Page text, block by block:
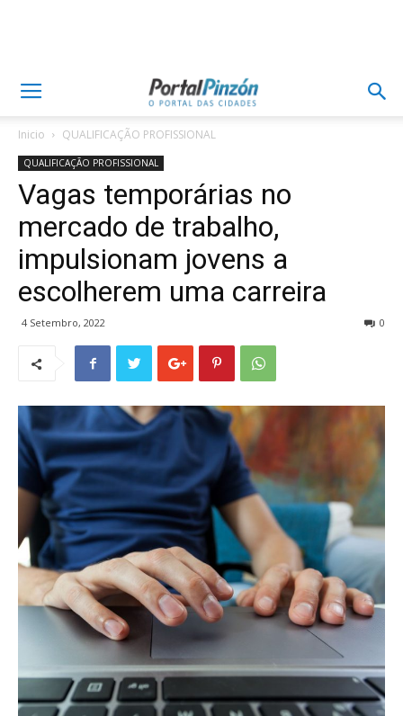
Inicio QUALIFICAÇÃO PROFISSIONAL
QUALIFICAÇÃO PROFISSIONAL
Vagas temporárias no
mercado de trabalho,
impulsionam jovens a
escolherem uma carreira
4 Setembro, 2022 0